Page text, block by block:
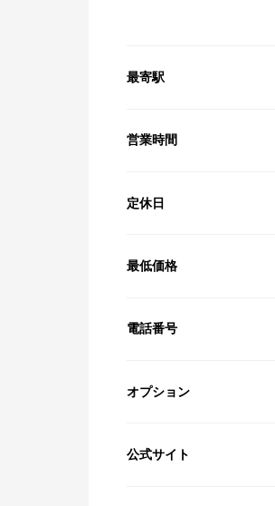
最寄駅
営業時間
定休日
最低価格
電話番号
オプション
公式サイト